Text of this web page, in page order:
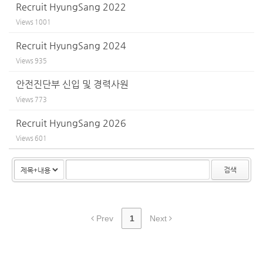
Recruit HyungSang 2022
Views 1001
Recruit HyungSang 2024
Views 935
안전진단부 신입 및 경력사원
Views 773
Recruit HyungSang 2026
Views 601
검색
Prev 1 Next